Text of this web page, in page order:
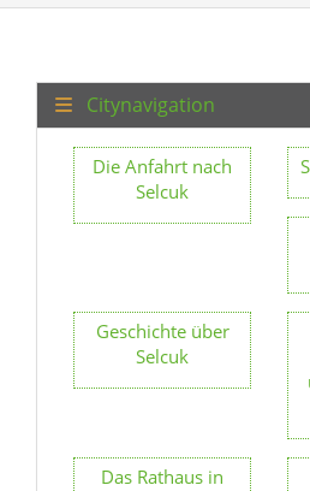
Geschichte über
Selcuk
Das Rathaus in